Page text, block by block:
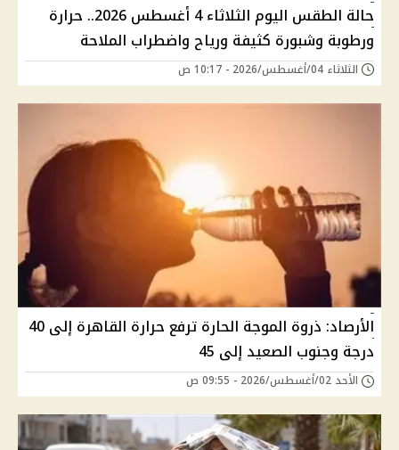
حالة الطقس اليوم الثلاثاء 4 أغسطس 2026.. حرارة
ورطوبة وشبورة كثيفة ورياح واضطراب الملاحة
الثلاثاء 04/أغسطس/2026 - 10:17 ص
الأرصاد: ذروة الموجة الحارة ترفع حرارة القاهرة إلى 40
درجة وجنوب الصعيد إلى 45
الأحد 02/أغسطس/2026 - 09:55 ص